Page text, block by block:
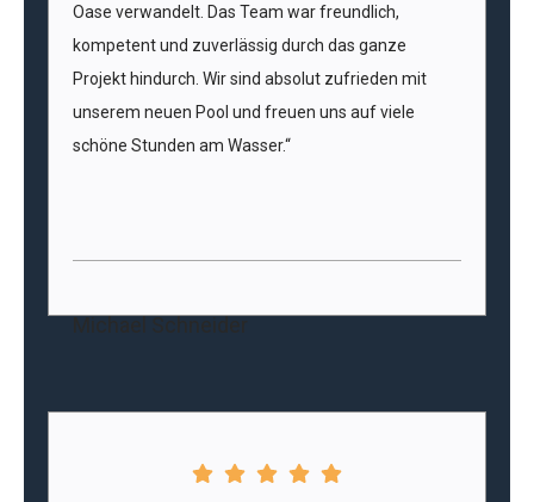
Oase verwandelt. Das Team war freundlich,
kompetent und zuverlässig durch das ganze
Projekt hindurch. Wir sind absolut zufrieden mit
unserem neuen Pool und freuen uns auf viele
schöne Stunden am Wasser.“
Michael Schneider